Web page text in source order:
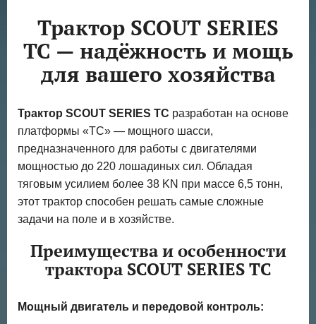
Трактор SCOUT SERIES
TC — надёжность и мощь
для вашего хозяйства
Трактор SCOUT SERIES TC разработан на основе
платформы «TC» — мощного шасси,
предназначенного для работы с двигателями
мощностью до 220 лошадиных сил. Обладая
тяговым усилием более 38 KN при массе 6,5 тонн,
этот трактор способен решать самые сложные
задачи на поле и в хозяйстве.
Преимущества и особенности
трактора SCOUT SERIES TC
Мощный двигатель и передовой контроль: